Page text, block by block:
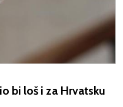
bi loš i za Hrvatsku